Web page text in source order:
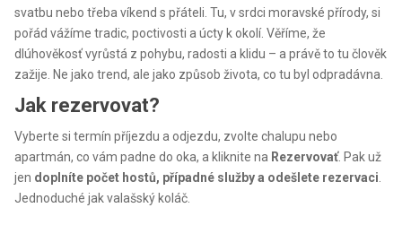
svatbu nebo třeba víkend s přáteli. Tu, v srdci moravské přírody, si
pořád vážíme tradic, poctivosti a úcty k okolí. Věříme, že
dlúhověkosť vyrůstá z pohybu, radosti a klidu – a právě to tu člověk
zažije. Ne jako trend, ale jako způsob života, co tu byl odpradávna.
Jak rezervovat?
Vyberte si termín příjezdu a odjezdu, zvolte chalupu nebo
apartmán, co vám padne do oka, a kliknite na Rezervovať. Pak už
jen doplníte počet hostů, případné služby a odešlete rezervaci
Jednoduché jak valašský koláč.